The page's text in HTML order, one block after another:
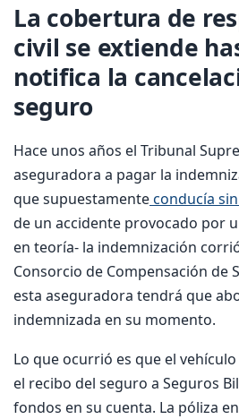
La cobertura de
civil se extiende
notifica la
seguro
Hace unos años el Tribunal
aseguradora a pagar la
que supuestamenteconducía
de un accidente provocado por
en teoría- la indemnización
Consorcio de Compensación de
esta aseguradora tendrá que
indemnizada en su momento.
Lo que ocurrió es que el
el recibo del seguro a Seguros
fondos en su cuenta. La póliza